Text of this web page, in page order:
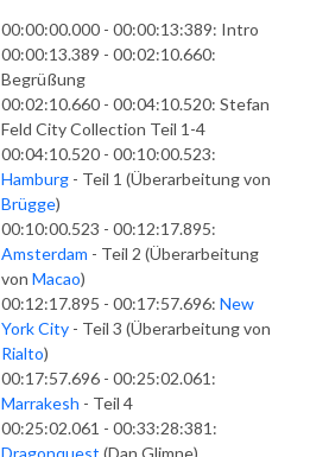
00:00:00.000 - 00:00:13:389: Intro
00:00:13.389 - 00:02:10.660:
Begrüßung
00:02:10.660 - 00:04:10.520: Stefan
Feld City Collection Teil 1-4
00:04:10.520 - 00:10:00.523:
Hamburg - Teil 1 (Überarbeitung von
Brügge)
00:10:00.523 - 00:12:17.895:
Amsterdam - Teil 2 (Überarbeitung
von Macao)
00:12:17.895 - 00:17:57.696: New
York City - Teil 3 (Überarbeitung von
Rialto)
00:17:57.696 - 00:25:02.061:
Marrakesh - Teil 4
00:25:02.061 - 00:33:28:381:
Dragonquest (Dan Glimne)